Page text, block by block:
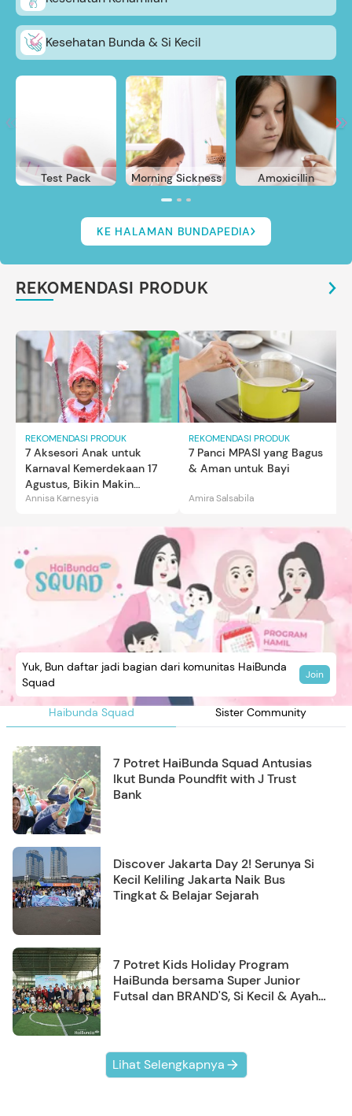
Kesehatan Bunda & Si Kecil
Test Pack Morning Sickness Amoxicillin
KE HALAMAN BUNDAPEDIA
REKOMENDASI PRODUK
REKOMENDASI PRODUK
7 Aksesori Anak untuk
Karnaval Kemerdekaan 17
Agustus, Bikin Makin
Gemas
Annisa Karnesyia
REKOMENDASI PRODUK
7 Panci MPASI yang Bagus
& Aman untuk Bayi
Amira Salsabila
Haibunda Squad Sister Community
Yuk, Bun daftar jadi bagian dari komunitas HaiBunda
Squad
Join
7 Potret HaiBunda Squad Antusias
Ikut Bunda Poundfit with J Trust
Bank
Discover Jakarta Day 2! Serunya Si
Kecil Keliling Jakarta Naik Bus
Tingkat & Belajar Sejarah
7 Potret Kids Holiday Program
HaiBunda bersama Super Junior
Futsal dan BRAND'S, Si Kecil & Ayah
Lihat Selengkapnya